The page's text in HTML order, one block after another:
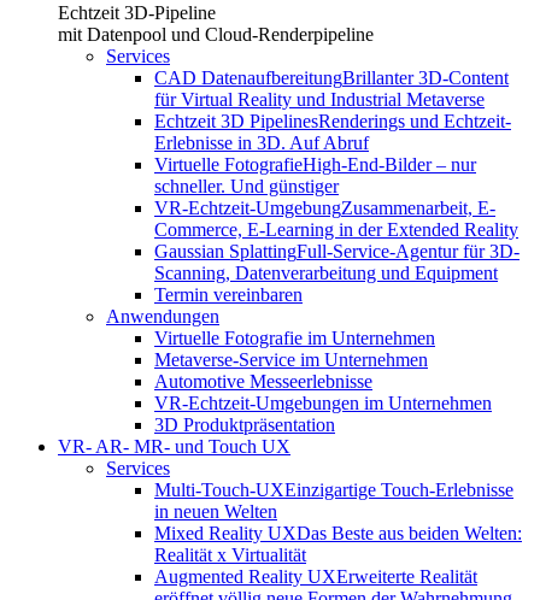
Echtzeit 3D-Pipeline
mit Datenpool und Cloud-Renderpipeline
Services
CAD DatenaufbereitungBrillanter 3D-Content
für Virtual Reality und Industrial Metaverse
Echtzeit 3D PipelinesRenderings und Echtzeit-
Erlebnisse in 3D. Auf Abruf
Virtuelle FotografieHigh-End-Bilder – nur
schneller. Und günstiger
VR-Echtzeit-UmgebungZusammenarbeit, E-
Commerce, E-Learning in der Extended Reality
Gaussian SplattingFull-Service-Agentur für 3D-
Scanning, Datenverarbeitung und Equipment
Termin vereinbaren
Anwendungen
Virtuelle Fotografie im Unternehmen
Metaverse-Service im Unternehmen
Automotive Messeerlebnisse
VR-Echtzeit-Umgebungen im Unternehmen
3D Produktpräsentation
VR- AR- MR- und Touch UX
Services
Multi-Touch-UXEinzigartige Touch-Erlebnisse
in neuen Welten
Mixed Reality UXDas Beste aus beiden Welten:
Realität x Virtualität
Augmented Reality UXErweiterte Realität